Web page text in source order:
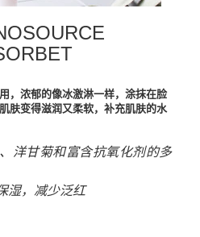
，浓郁的像冰激淋一样，涂抹在脸
肤变得滋润又柔软，补充肌肤的水
洋甘菊和富含抗氧化剂的多
湿，减少泛红